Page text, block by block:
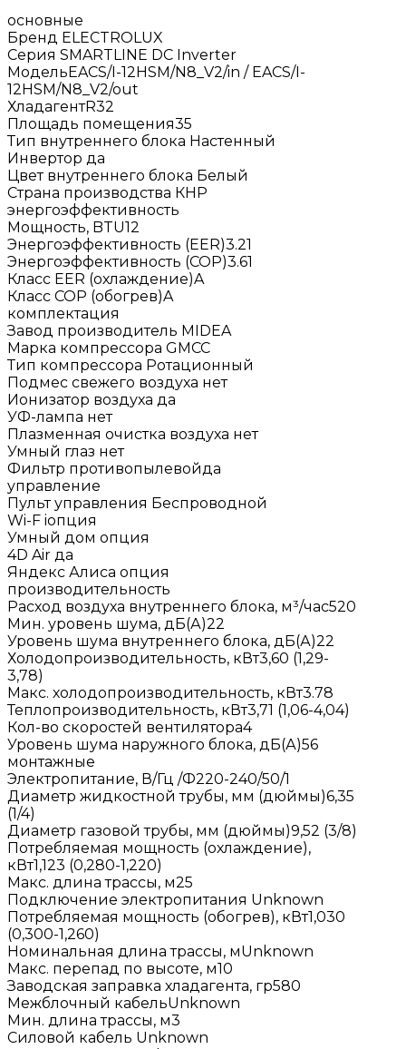
основные
Бренд ELECTROLUX
Серия SMARTLINE DC Inverter
МодельEACS/I-12HSM/N8_V2/in / EACS/I-
12HSM/N8_V2/out
ХладагентR32
Площадь помещения35
Тип внутреннего блока Настенный
Инвертор да
Цвет внутреннего блока Белый
Страна производства КНР
энергоэффективность
Мощность, BTU12
Энергоэффективность (EER)3.21
Энергоэффективность (COP)3.61
Класс EER (охлаждение)A
Класс COP (обогрев)A
комплектация
Завод производитель MIDEA
Марка компрессора GMCC
Тип компрессора Ротационный
Подмес свежего воздуха нет
Ионизатор воздуха да
УФ-лампа нет
Плазменная очистка воздуха нет
Умный глаз нет
Фильтр противопылевойда
управление
Пульт управления Беспроводной
Wi-F iопция
Умный дом опция
4D Air да
Яндекс Алиса опция
производительность
Расход воздуха внутреннего блока, м³/час520
Мин. уровень шума, дБ(А)22
Уровень шума внутреннего блока, дБ(А)22
Холодопроизводительность, кВт3,60 (1,29-
3,78)
Макс. холодопроизводительность, кВт3.78
Теплопроизводительность, кВт3,71 (1,06-4,04)
Кол-во скоростей вентилятора4
Уровень шума наружного блока, дБ(А)56
монтажные
Электропитание, В/Гц /Ф220-240/50/1
Диаметр жидкостной трубы, мм (дюймы)6,35
(1/4)
Диаметр газовой трубы, мм (дюймы)9,52 (3/8)
Потребляемая мощность (охлаждение),
кВт1,123 (0,280-1,220)
Макс. длина трассы, м25
Подключение электропитания Unknown
Потребляемая мощность (обогрев), кВт1,030
(0,300-1,260)
Номинальная длина трассы, мUnknown
Макс. перепад по высоте, м10
Заводская заправка хладагента, гр580
Межблочный кабельUnknown
Мин. длина трассы, м3
Силовой кабель Unknown